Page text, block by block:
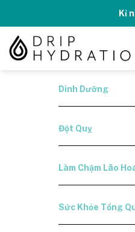
content
Kỉ
Dinh Dưỡng
Đột Quỵ
Làm Chậm Lão
Sức Khỏe Tổng